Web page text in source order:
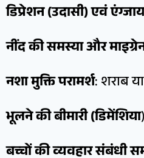
डिप्रेशन (उदासी) एवं
नींद की समस्या और
नशा मुक्ति परामर्श: शराब
भूलने की बीमारी (डिमेंशिया
बच्चों की व्यवहार संबंधी